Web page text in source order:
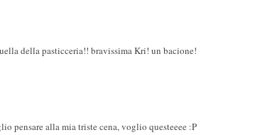
della pasticceria!! bravissima Kri! un bacione!
pensare alla mia triste cena, voglio questeeee :P